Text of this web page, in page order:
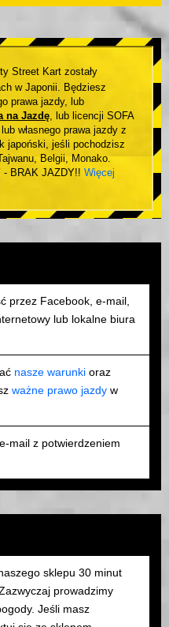
Street Kart zostały
w Japonii. Będziesz
prawa jazdy, lub
na Jazdę, lub licencji SOFA
własnego prawa jazdy z
japoński, jeśli pochodzisz
Belgii, Monako.
- BRAK JAZDY!! Więcej
przez Facebook, e-mail,
lub lokalne biura
nasze warunki oraz
ważne prawo jazdy w
mail z potwierdzeniem
sklepu 30 minut
prowadzimy
Jeśli masz